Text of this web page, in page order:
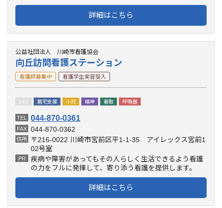
詳細はこちら
公益社団法人 川崎市看護協会
向丘訪問看護ステーション
看護師募集中 看護学生実習受入
24H 居宅支援 小児 精神 看取 呼吸器
TEL 044-870-0361
FAX 044-870-0362
住所 〒216-0022 川崎市宮前区平1-1-35 アイレックス宮前1
02号室
PR
疾病や障害があってもその人らしく生活できるよう看護
の力をフルに発揮して、寄り添う看護を提供します。
詳細はこちら